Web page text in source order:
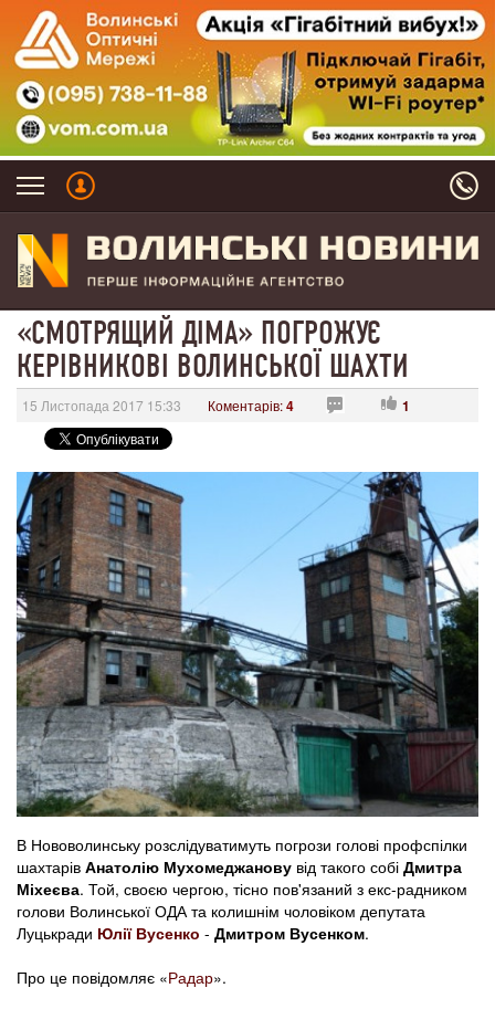
«СМОТРЯЩИЙ ДІМА» ПОГРОЖУЄ
КЕРІВНИКОВІ ВОЛИНСЬКОЇ ШАХТИ
15 Листопада 2017 15:33 Коментарів:4 1
В Нововолинську розслідуватимуть погрози голові профспілки
шахтарів Анатолію Мухомеджанову від такого собі Дмитра
Міхеєва. Той, своєю чергою, тісно пов'язаний з екс-радником
голови Волинської ОДА та колишнім чоловіком депутата
Луцькради Юлії Вусенко - Дмитром Вусенком.
Про це повідомляє «Радар».